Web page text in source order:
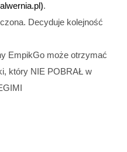
).
Decyduje kolejność
EmpikGo może otrzymać
który NIE POBRAŁ w